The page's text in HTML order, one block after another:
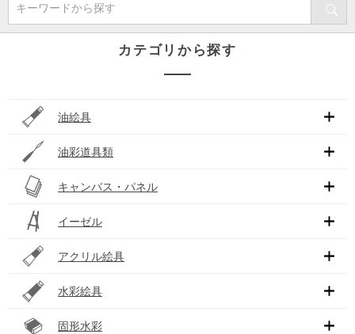
キーワードから探す
カテゴリから探す
油絵具
油彩道具類
キャンバス・パネル
イーゼル
アクリル絵具
水彩絵具
固形水彩